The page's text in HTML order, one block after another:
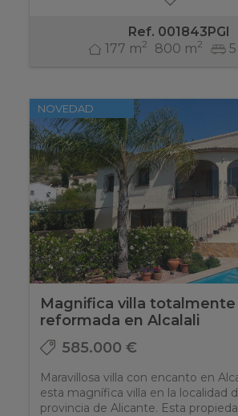
Ref. 001843PGI
177 m2 800 m2 5
NOVEDAD
Magnifica villa totalmente
reformada en Alcalali
585.000 €
Maravillosa villa con encanto en
esta magnífica villa en la localidad
provincia de Alicante. Esta